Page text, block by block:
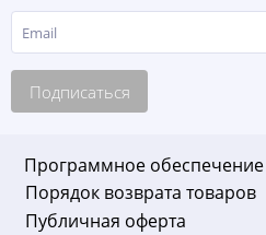
Подписаться
Программное обеспечение
Порядок возврата товаров
Публичная оферта